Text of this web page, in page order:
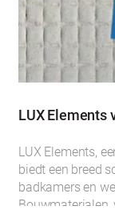
LUX Elements
LUX Elements,
biedt een breed
badkamers en
Bouwmaterialen,